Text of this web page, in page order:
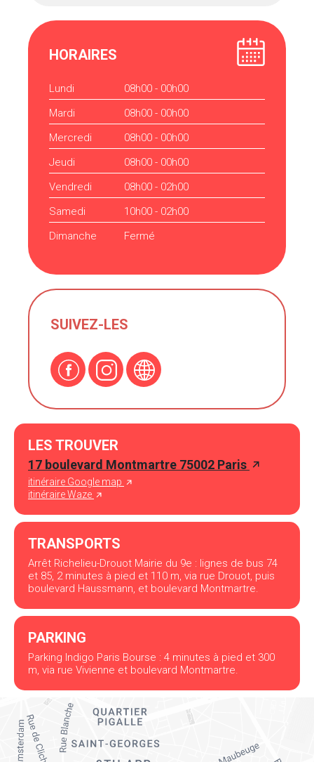
HORAIRES
Lundi
08h00 - 00h00
Mardi
08h00 - 00h00
Mercredi
08h00 - 00h00
Jeudi
08h00 - 00h00
Vendredi
08h00 - 02h00
Samedi
10h00 - 02h00
Dimanche
Fermé
SUIVEZ-LES
LES TROUVER
17 boulevard Montmartre 75002 Paris
itinéraire Google map
itinéraire Waze
TRANSPORTS
Arrêt Richelieu-Drouot Mairie du 9e : lignes de bus 74
et 85, 2 minutes à pied et 110 m, via rue Drouot, puis
boulevard Haussmann, et boulevard Montmartre.
PARKING
Parking Indigo Paris Bourse : 4 minutes à pied et 300
m, via rue Vivienne et boulevard Montmartre.